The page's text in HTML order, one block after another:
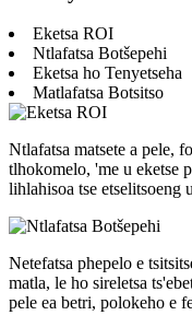
Eketsa ROI
Ntlafatsa Botšepehi
Eketsa ho Tenyetseha
Matlafatsa Botsitso
Ntlafatsa matsete a pele,
tlhokomelo, 'me u eketse
lihlahisoa tse etselitsoeng
Netefatsa phepelo e
matla, le ho sireletsa
pele ea betri, polokeho e